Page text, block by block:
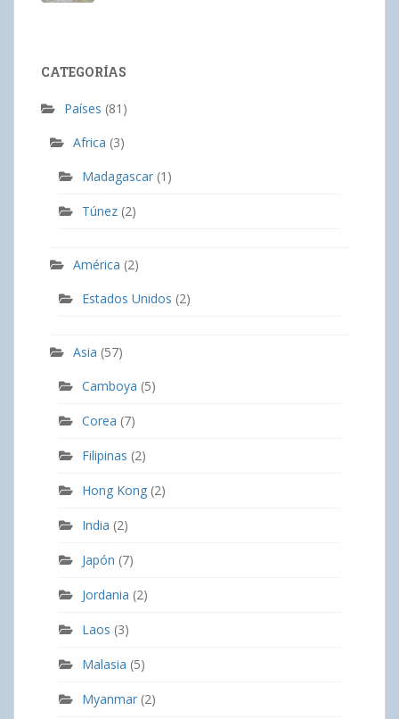
CATEGORÍAS
Países (81)
Africa (3)
Madagascar (1)
Túnez (2)
América (2)
Estados Unidos (2)
Asia (57)
Camboya (5)
Corea (7)
Filipinas (2)
Hong Kong (2)
India (2)
Japón (7)
Jordania (2)
Laos (3)
Malasia (5)
Myanmar (2)